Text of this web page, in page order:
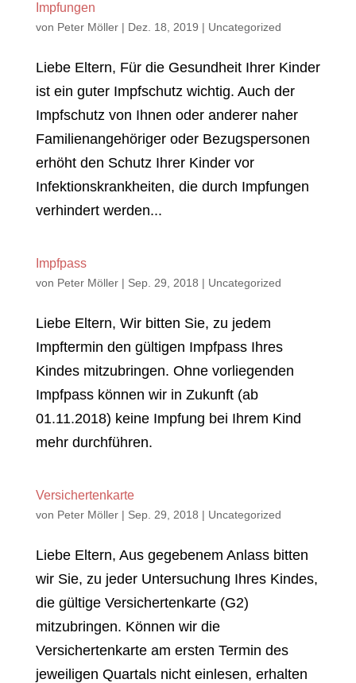
Impfungen
von Peter Möller| Dez. 18, 2019 | Uncategorized
Liebe Eltern, Für die Gesundheit Ihrer Kinder
ist ein guter Impfschutz wichtig. Auch der
Impfschutz von Ihnen oder anderer naher
Familienangehöriger oder Bezugspersonen
erhöht den Schutz Ihrer Kinder vor
Infektionskrankheiten, die durch Impfungen
verhindert werden...
Impfpass
von Peter Möller| Sep. 29, 2018 | Uncategorized
Liebe Eltern, Wir bitten Sie, zu jedem
Impftermin den gültigen Impfpass Ihres
Kindes mitzubringen. Ohne vorliegenden
Impfpass können wir in Zukunft (ab
01.11.2018) keine Impfung bei Ihrem Kind
mehr durchführen.
Versichertenkarte
von Peter Möller| Sep. 29, 2018 | Uncategorized
Liebe Eltern, Aus gegebenem Anlass bitten
wir Sie, zu jeder Untersuchung Ihres Kindes,
die gültige Versichertenkarte (G2)
mitzubringen. Können wir die
Versichertenkarte am ersten Termin des
jeweiligen Quartals nicht einlesen, erhalten